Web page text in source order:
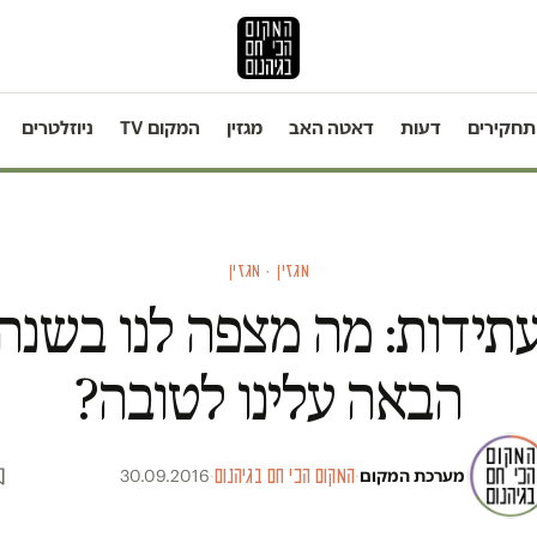
תחקירים דעות דאטה האב מגזין המקום TV ניוזלטרים
מגזין · מגזין
מה מצפה לנו
הבאה עלינו לטובה?
מערכת המקום·המקום הכי חם בגיהנום·
30.09.2016